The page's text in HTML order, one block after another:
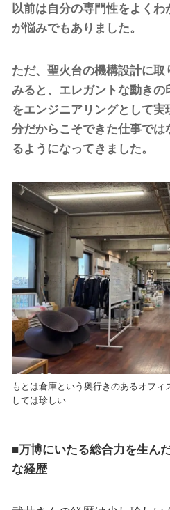
以前は自分の専門性をよく
が悩みでもありました。
ただ、聖火台の機構設計に
みると、エレガントな動き
をエンジニアリングとして
分だからこそできた仕事で
るようになってきました。
もとは倉庫という奥行きのあるオフィ
しては珍しい
■万博にいたる総合力を生ん
な経歴